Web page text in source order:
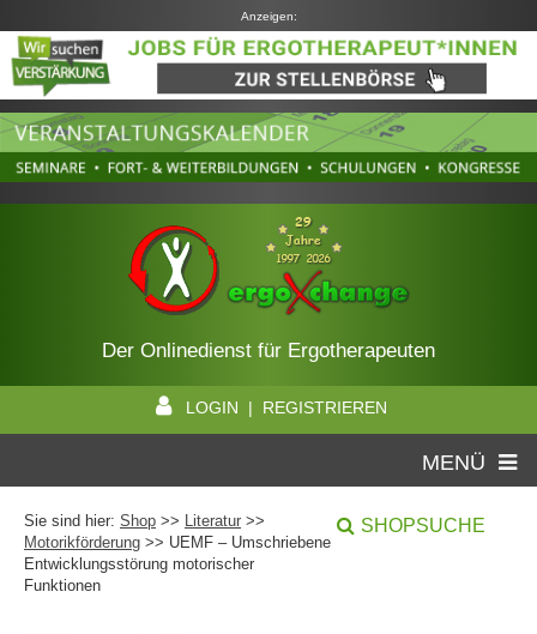
Anzeigen:
Der Onlinedienst für Ergotherapeuten
LOGIN | REGISTRIEREN
MENÜ
Sie sind hier: Shop >> Literatur >>
Motorikförderung >> UEMF – Umschriebene
Entwicklungsstörung motorischer
Funktionen
SHOPSUCHE